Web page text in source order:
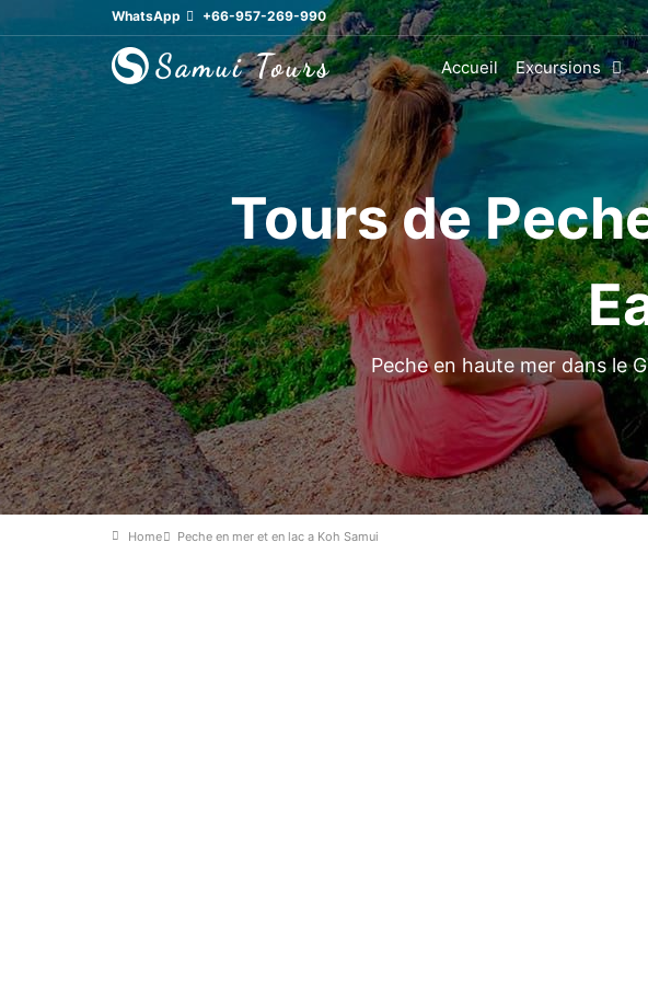
WhatsApp +66-957-269-990
Accueil Excursions
Tours de
Peche en haute mer dans le
Home Peche en mer et en lac a Koh Samui